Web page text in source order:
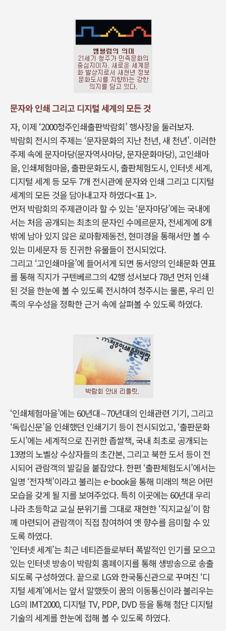
문자와 인쇄 그리고 디지털 세계의 모든 것
자, 이제 ‘2000청주인쇄출판박람회’ 행사장을 둘러보자.
박람회 전시의 주제는 ‘문자문화의 지난 천년, 새 천년’. 이러한
주제 속에 문자마당(문자역사마당, 문자문화마당), 고인쇄마
을, 인쇄체험마을, 출판문화도시, 출판체험도시, 인터넷 세계,
디지털 세계 등 모두 7개 전시관에 문자와 인쇄 그리고 디지털
세계의 모든 것을 담아내고자 하였다<표 1>.
먼저 박람회의 주제관이라 할 수 있는 ‘문자마당’에는 국내에
서는 처음 공개되는 최초의 문자인 수메르문자, 전세계에 8개
밖에 남아 있지 않은 로마황제동전, 현미경을 통해서만 볼 수
있는 미세문자 등 진귀한 유물들이 전시되었다.
그리고 ‘고인쇄마을’에 들어서게 되면 동서양의 인쇄문화 연표
를 통해 직지가 구텐베르그의 42행 성서보다 78년 먼저 인쇄
된 것을 한눈에 볼 수 있도록 전시하여 청주시는 물론, 우리 민
족의 우수성을 정확한 근거 속에 살펴볼 수 있도록 하였다.
‘인쇄체험마을’에는 60년대∼70년대의 인쇄관련 기기, 그리고
‘독립신문’을 인쇄했던 인쇄기기 등이 전시되었고, ‘출판문화
도시’에는 세계적으로 진귀한 좁쌀책, 국내 최초로 공개되는
13명의 노벨상 수상자들의 초간본, 그리고 북한 도서 등이 전
시되어 관람객의 발길을 붙잡았다. 한편 ‘출판체험도시’에서는
일명 ‘전자책’이라고 불리는 e-book을 통해 미래의 책은 어떤
모습을 갖게 될 지를 보여주었다. 특히 이곳에는 60년대 우리
나라 초등학교 교실 분위기를 그대로 재현한 ‘직지교실’이 함
께 마련되어 관람객이 직접 참여하여 옛 향수를 음미할 수 있
도록 하였다.
‘인터넷 세계’는 최근 네티즌들로부터 폭발적인 인기를 모으고
있는 인터넷 방송이 박람회 홈페이지를 통해 생방송으로 송출
되도록 구성하였다. 끝으로 LG와 한국통신관으로 꾸며진 ‘디
지털 세계’에서는 앞서 말했듯이 꿈의 이동통신이라 불리우는
LG의 IMT2000, 디지털 TV, PDP, DVD 등을 통해 첨단 디지털
기술의 세계를 한눈에 접해 볼 수 있도록 하였다.